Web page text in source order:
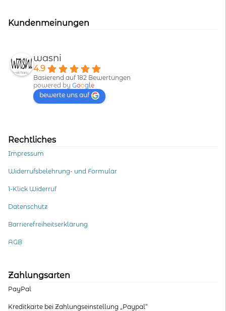
Kundenmeinungen
wasni
4.9
Basierend auf 182 Bewertungen
powered by Goog le
bewerte uns auf
Rechtliches
Impressum
Widerrufsbelehrung- und Formular
1-Klick Widerruf
Datenschutz
Barrierefreiheitserklärung
AGB
Zahlungsarten
PayPal
Kreditkarte bei Zahlungseinstellung „Paypal“